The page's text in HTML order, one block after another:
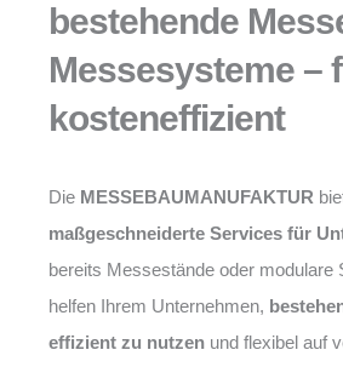
bestehende
Messesysteme –
kosteneffizient
Die MESSEBAUMANUFAKTUR
maßgeschneiderte Services für
bereits Messestände oder modulare
helfen Ihrem Unternehmen,
effizient zu nutzen und flexibel auf